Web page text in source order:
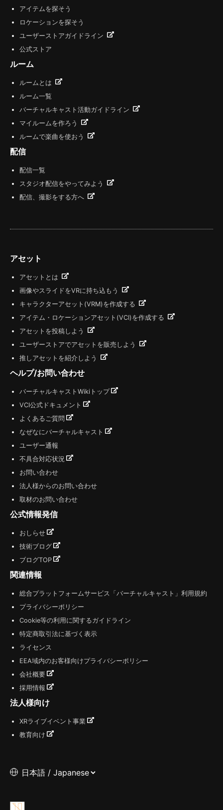
アイテムを探そう
ロケーションを探そう
ユーザーストアガイドライン
公式ストア
ルーム
ルームとは
ルーム一覧
バーチャルキャスト活動ガイドライン
マイルームを作ろう
ルームで楽曲を使おう
配信
配信一覧
スタジオ配信をやってみよう
配信、撮影をする方へ
アセット
アセットとは
画像やスライドをVRに持ち込もう
キャラクターアセット(VRM)を作成する
アイテム・ロケーションアセット(VCI)を作成する
アセットを投稿しよう
ユーザーストアでアセットを販売しよう
推しアセットを紹介しよう
ヘルプ/お問い合わせ
バーチャルキャストWikiトップ
VCI公式ドキュメント
よくあるご質問
なぜなにバーチャルキャスト
ユーザー通報
不具合対応状況
お問い合わせ
法人様からのお問い合わせ
取材のお問い合わせ
公式情報発信
おしらせ
技術ブログ
ブログTOP
関連情報
総合プラットフォームサービス「バーチャルキャスト」利用規約
プライバシーポリシー
Cookie等の利用に関するガイドライン
特定商取引法に基づく表示
ライセンス
EEA域内のお客様向けプライバシーポリシー
会社概要
採用情報
法人様向け
XRライブイベント事業
教育向け